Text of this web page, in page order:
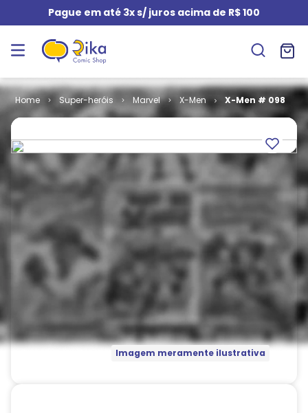
Pague em até 3x s/ juros acima de R$ 100
Super-heróis Marvel X-Men X-Men # 098
Imagem meramente ilustrativa